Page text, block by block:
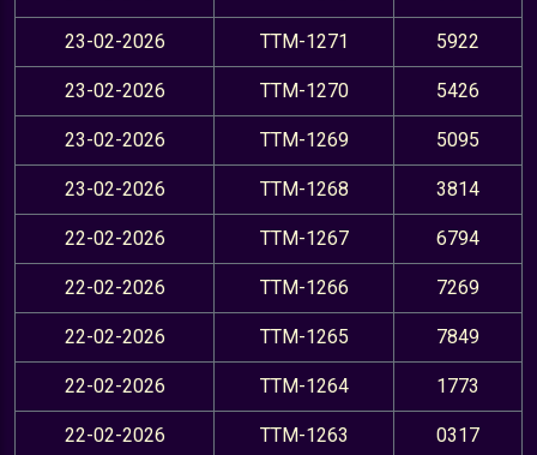
23-02-2026 TTM-1271 5922
23-02-2026 TTM-1270 5426
23-02-2026 TTM-1269 5095
23-02-2026 TTM-1268 3814
22-02-2026 TTM-1267 6794
22-02-2026 TTM-1266 7269
22-02-2026 TTM-1265 7849
22-02-2026 TTM-1264 1773
22-02-2026 TTM-1263 0317